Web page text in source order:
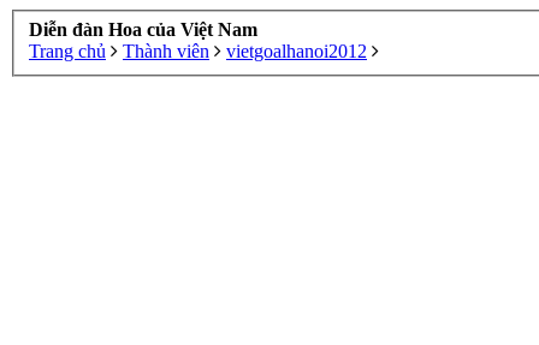
Diễn đàn Hoa của Việt Nam
Trang chủ
Thành viên vietgoalhanoi2012